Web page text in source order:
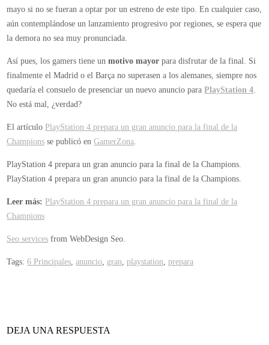
mayo si no se fueran a optar por un estreno de este tipo. En cualquier caso,
aún contemplándose un lanzamiento progresivo por regiones, se espera que
la demora no sea muy pronunciada.
Así pues, los gamers tiene unmotivo mayor para disfrutar de la final. Si
finalmente el Madrid o el Barça no superasen a los alemanes, siempre nos
quedaría el consuelo de presenciar un nuevo anuncio paraPlayStation 4.
No está mal, ¿verdad?
El artículo PlayStation 4 prepara un gran anuncio para la final de la
Champions se publicó enGamerZona.
PlayStation 4 prepara un gran anuncio para la final de la Champions.
PlayStation 4 prepara un gran anuncio para la final de la Champions.
Leer más: PlayStation 4 prepara un gran anuncio para la final de la
Champions
Seo services from WebDesign Seo.
Tags:6 Principales,anuncio, gran,playstation,prepara
DEJA UNA RESPUESTA